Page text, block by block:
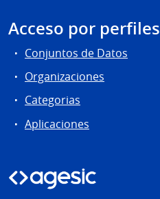
Acceso por perfiles
Conjuntos de Datos
Organizaciones
Categorias
Aplicaciones